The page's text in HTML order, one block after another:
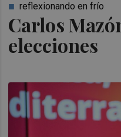
Carlos
elecciones
reflexionando en frío